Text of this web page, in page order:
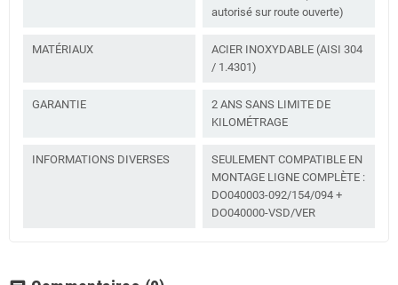
autorisé sur route ouverte)
MATÉRIAUX
ACIER INOXYDABLE (AISI 304
/ 1.4301)
GARANTIE
2 ANS SANS LIMITE DE
KILOMÉTRAGE
INFORMATIONS DIVERSES
SEULEMENT COMPATIBLE EN
MONTAGE LIGNE COMPLÈTE :
DO040003-092/154/094 +
DO040000-VSD/VER